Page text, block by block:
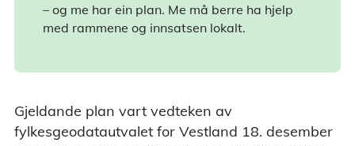
– og me har ein plan. Me må berre ha hjelp
med rammene og innsatsen lokalt.
Gjeldande plan vart vedteken av
fylkesgeodatautvalet for Vestland 18. desember